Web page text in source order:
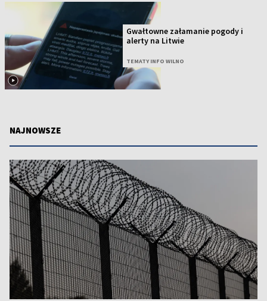
Gwałtowne załamanie pogody i
alerty na Litwie
TEMATY INFO WILNO
NAJNOWSZE